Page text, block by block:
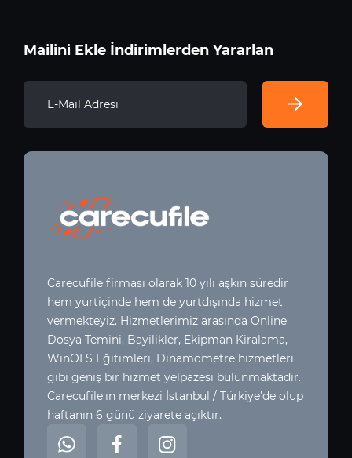
Mailini Ekle İndirimlerden Yararlan
Carecufile firması olarak 10 yılı aşkın süredir
hem yurtiçinde hem de yurtdışında hizmet
vermekteyiz. Hizmetlerimiz arasında Online
Dosya Temini, Bayilikler, Ekipman Kiralama,
WinOLS Eğitimleri, Dinamometre hizmetleri
gibi geniş bir hizmet yelpazesi bulunmaktadır.
Carecufile'ın merkezi İstanbul / Türkiye'de olup
haftanın 6 günü ziyarete açıktır.